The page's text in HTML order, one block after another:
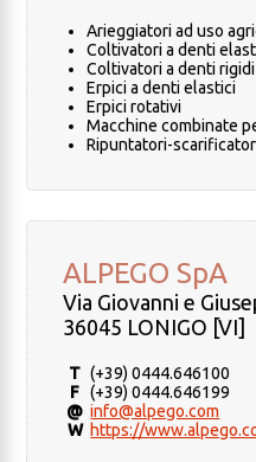
Arieggiatori ad uso
Coltivatori a denti
Coltivatori a denti rigidi
Erpici a denti elastici
Erpici rotativi
Macchine combinate
Ripuntatori-
ALPEGO SpA
Via Giovanni e
36045 LONIGO [VI]
T (+39) 0444.646100
F (+39) 0444.646199
@ info@alpego.com
W https://